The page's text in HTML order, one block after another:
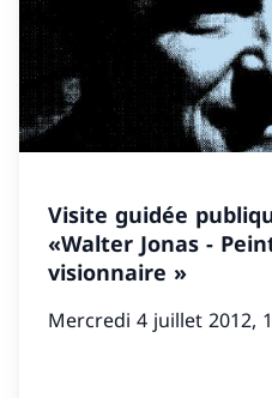
Visite guidée
«Walter Jonas -
visionnaire »
Mercredi 4 juillet 2012,